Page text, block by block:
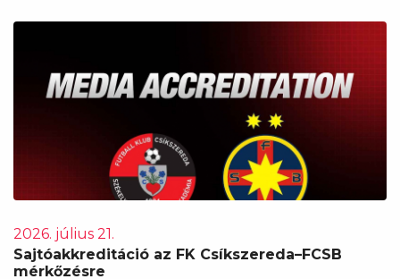
2026. július 21.
Sajtóakkreditáció az FK Csíkszereda–FCSB
mérkőzésre